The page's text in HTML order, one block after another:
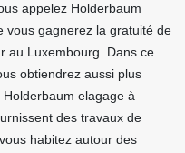
appelez Holderbaum
vous gagnerez la gratuité de
au Luxembourg. Dans ce
obtiendrez aussi plus
Holderbaum elagage à
des travaux de
habitez autour des